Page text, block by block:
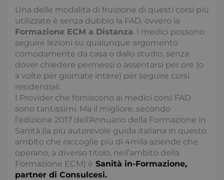
Una delle modalità di fruizione di questi corsi più
utilizzate è senza dubbio la FAD, ovvero la
Formazione ECM a Distanza. I medici possono
seguire lezioni su qualunque argomento
comodamente da casa o dallo studio, senza
dover chiedere permessi o assentarsi per ore (o
a volte per giornate intere) per seguire corsi
residenziali.
I Provider che forniscono ai medici corsi FAD
sono tantissimi. Ma il migliore, secondo
l’edizione 2017 dell’Annuario della Formazione in
Sanità (la più autorevole guida italiana in questo
ambito che raccoglie più di 4mila aziende che
operano, a diverso titolo, nell’ambito della
Formazione ECM) è Sanità in-Formazione,
partner di Consulcesi.